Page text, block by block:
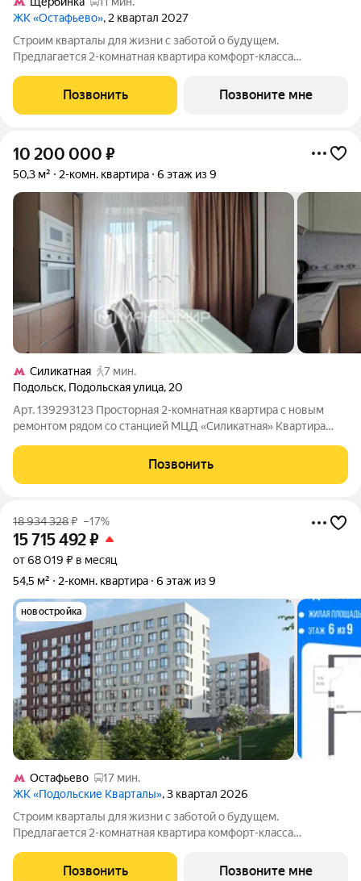
ЖК «Остафьево», 2 квартал 2027
Строим кварталы для жизни с заботой о будущем.
Предлагается 2-комнатная квартира комфорт-класса
в жилом комплексе "Остафьево".Застройщик сдает квартиры с
отделкой в нескольких вариантах:
Позвонить Позвоните мне
10 200 000 ₽
50,3 м² 2-комн. квартира 6 этаж из 9
Силикатная
7 мин.
Подольск, Подольская улица, 20
Арт. 139293123 Просторная 2-комнатная квартира с новым
ремонтом рядом со станцией МЦД «Силикатная» Квартира
современный ремонт, установлена новая кухня. О квартире:
Позвонить
18 934 328₽ –17%
15 715 492₽
от 68 019 ₽ в месяц
54,5 м²
2-комн. квартира 6 этаж из 9
новостройка
Остафьево
17 мин.
ЖК «Подольские Кварталы», 3 квартал 2026
Строим кварталы для жизни с заботой о будущем.
Предлагается 2-комнатная квартира комфорт-класса
м этаже, в жилом комплексе "Подольские
Позвонить Позвоните мне